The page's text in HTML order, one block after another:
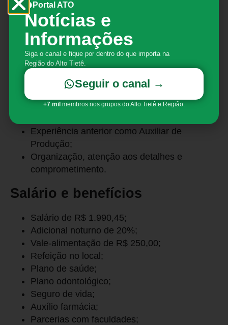
Embalagem de materiais;
Apoio na operação de máquinas;
Preparação de malotes para expedição;
Controle de qualidade e validação de
informações.
Requisitos
Ensino Médio completo;
Experiência anterior como Auxiliar de
Produção;
Organização, atenção aos detalhes e
comprometimento.
Salário e benefícios
Salário de R$ 1.990,45;
Adicional noturno de 20%;
Vale-alimentação de R$ 250,00;
Refeição no local;
Plano de saúde;
Plano odontológico;
Seguro de vida;
Auxílio farmácia;
Parcerias com faculdades;
Portal ATO
Notícias e
Informações
Siga o canal e fique por dentro do que importa na
Região do Alto Tietê.
Seguir o canal →
+7 mil membros nos grupos do Alto Tietê e Região.